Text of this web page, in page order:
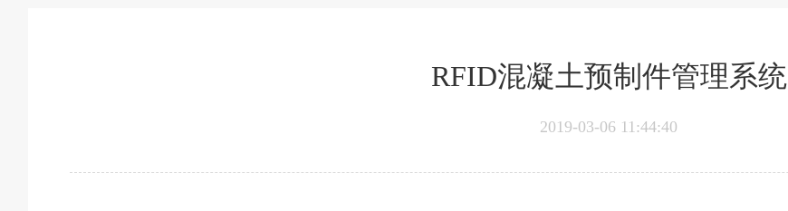
RFID混凝土预制件管理系统
2019-03-06 11:44:40